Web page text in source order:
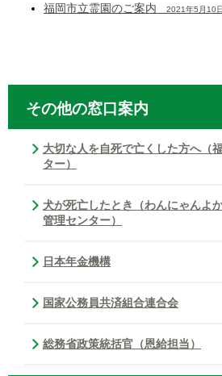
福岡市立霊園のご案内 2021年5月10日
その他の窓口案内
大切な人を自死で亡くした方へ（
ター）
犬が死亡したとき（わんにゃんよ
管理センター）
日本年金機構
国家公務員共済組合連合会
総務省政策統括官（恩給担当）